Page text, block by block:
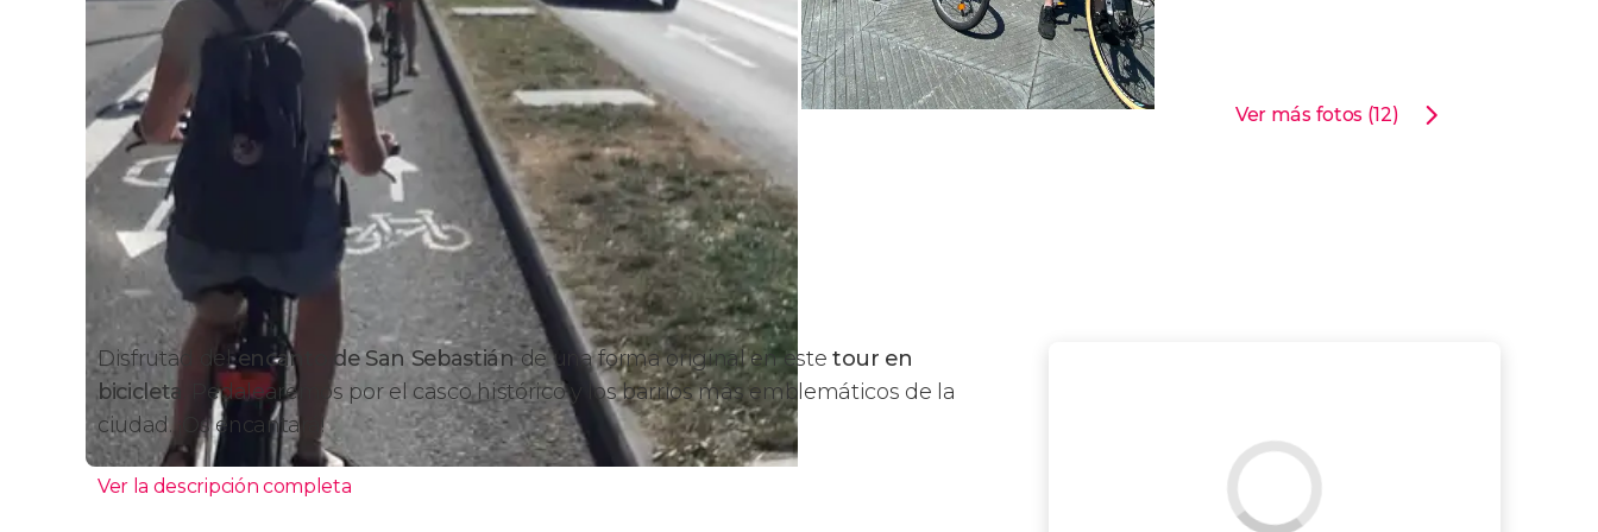
Ver más fotos (12)
Disfrutad delencanto de San Sebastiánde una forma original en este tour en
bicicleta
. Pedalearemos por el casco histórico y los barrios más emblemáticos de la
ciudad. ¡Os encantará!
Ver la descripción completa